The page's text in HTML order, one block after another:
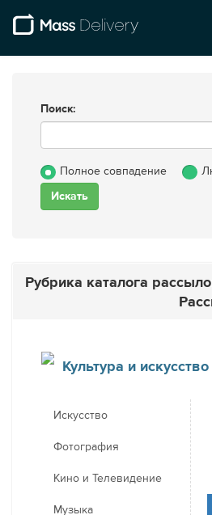
Поиск:
Полное совпадение
Рубрика каталога
Культура и искусство
Искусство
Фотография
Кино и Телевидение
Музыка